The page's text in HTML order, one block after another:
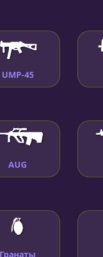
UMP-45
AUG
Гранаты